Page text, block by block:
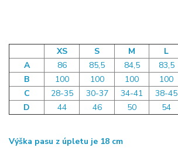
XS S M L
A
86 85,5 84,5 83,5
B
100 100 100 100
C
28-35 30-37 34-41 38-45
D
44 46 50 54
Výška pasu z úpletu je 18 cm